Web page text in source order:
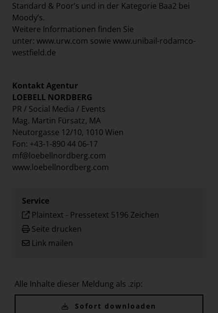
Standard & Poor’s und in der Kategorie Baa2 bei
Moody’s.
Weitere Informationen finden Sie
unter: www.urw.com sowie www.unibail-rodamco-
westfield.de
Kontakt Agentur
LOEBELL NORDBERG
PR / Social Media / Events
Mag. Martin Fürsatz, MA
Neutorgasse 12/10, 1010 Wien
Fon: +43-1-890 44 06-17
mf@loebellnordberg.com
www.loebellnordberg.com
Service
Plaintext - Pressetext 5196 Zeichen
Seite drucken
Link mailen
Alle Inhalte dieser Meldung als .zip:
Sofort downloaden